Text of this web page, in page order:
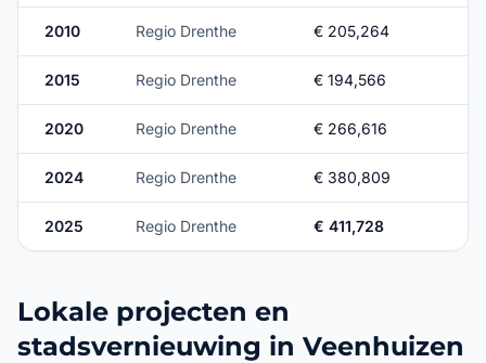
2010 Regio Drenthe € 205,264
2015 Regio Drenthe € 194,566
2020 Regio Drenthe € 266,616
2024 Regio Drenthe € 380,809
2025 Regio Drenthe € 411,728
Lokale projecten en
stadsvernieuwing in Veenhuizen